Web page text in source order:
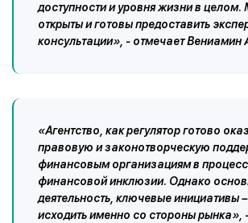
доступности и уровня жизни в целом.
открыты и готовы предоставить
консультации», - отмечает Вениамин
«Агентство, как регулятор готово
правовую и законотворческую
финансовым организациям в
финансовой инклюзии. Однако
деятельность, ключевые инициативы
исходить именно со стороны